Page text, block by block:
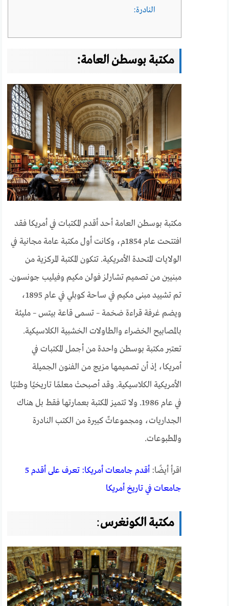
النادرة:
مكتبة بوسطن العامة:
مكتبة بوسطن العامة أحد أقدم المكتبات في أمريكا فقد
افتتحت عام 1854م، وكانت أول مكتبة عامة مجانية في
الولايات المتحدة الأمريكية. تتكون المكتبة المركزية من
مبنيين من تصميم تشارلز فولن مكيم وفيليب جونسون.
تم تشييد مبنى مكيم في ساحة كوبلي في عام 1895،
ويضم غرفة قراءة ضخمة – تسمى قاعة بيتس – مليئة
بالمصابيح الخضراء والطاولات الخشبية الكلاسيكية.
تعتبر مكتبة بوسطن واحدة من أجمل المكتبات في
أمريكا، إذ أن تصميمها مزيج من الفنون الجميلة
الأمريكية الكلاسيكية. وقد أصبحتْ معلمًا تاريخيًا وطنيًا
في عام 1986. ولا تتميز المكتبة بعمارتها فقط بل هناك
الجداريات، ومجموعاتٌ كبيرة من الكتب النادرة
والمطبوعات.
اقرأ أيضًا:
أقدم جامعات أمريكا: تعرف على أقدم 5
جامعات في تاريخ أمريكا
مكتبة الكونغرس: